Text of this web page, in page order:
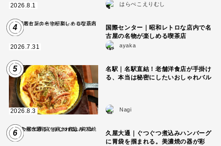
2026.8.1 はらぺこえりむし
4
2026.7.31
国際センター｜昭和レトロな店内で名
古屋の名物が楽しめる喫茶店
ayaka
5
2026.8.3
名駅｜名駅直結！老舗洋食店が手掛け
る、本当は秘密にしたいおしゃれバル
Nagi
6
久屋大通｜ぐつぐつ煮込みハンバーグ
に胃袋を掴まれる。美濃焼の器が彩